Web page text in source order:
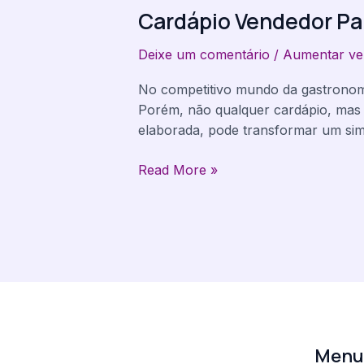
Cardápio Vendedor
Deixe um comentário / Aumentar
No competitivo mundo da
Porém, não qualquer cardápio,
elaborada, pode transformar um
Para
Seu
Como
Criar
um
Read More »
Menu